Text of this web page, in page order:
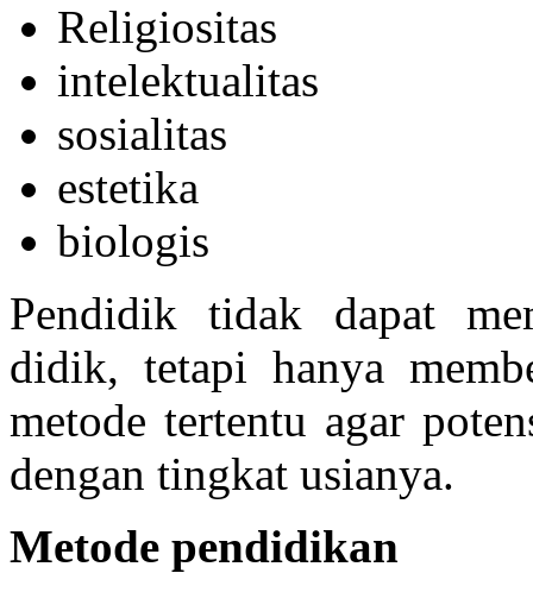
Religiositas
intelektualitas
sosialitas
estetika
biologis
Pendidik tidak dapat
didik, tetapi hanya
metode tertentu agar
dengan tingkat usianya.
Metode pendidikan